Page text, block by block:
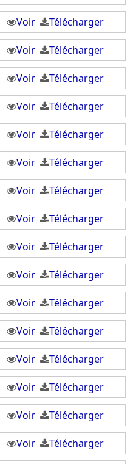
Voir Télécharger
Voir Télécharger
Voir Télécharger
Voir Télécharger
Voir Télécharger
Voir Télécharger
Voir Télécharger
Voir Télécharger
Voir Télécharger
Voir Télécharger
Voir Télécharger
Voir Télécharger
Voir Télécharger
Voir Télécharger
Voir Télécharger
Voir Télécharger